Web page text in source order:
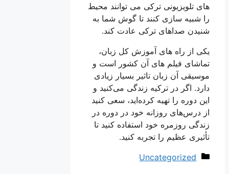
های تلویزیونی ترکی می توانند محیط
را شبیه سازی کنند تا گوش شما به
شنیدن صداهای ترکی عادت کند.
یکی از راه های آموزش کل زبان،
تماشای فیلم های آن کشور است و
موسیقی آن زبان تاثیر بسیار زیادی
دارد. اگر در ترکیه زندگی می‌کنید و
این دوره را تهیه کرده‌اید، سعی کنید
از درس‌های روزانه خود در دوره در
زندگی روزمره خود استفاده کنید تا
تأثیری عظیم را تجربه کنید.
دسته‌ها
Uncategorized